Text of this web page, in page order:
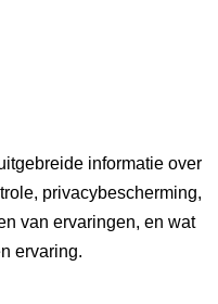
informatie over
privacybescherming,
van ervaringen, en wat
ervaring.